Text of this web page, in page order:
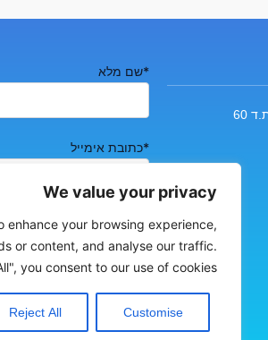
We value your privacy
enhance your browsing experience,
or content, and analyse our traffic.
you consent to our use of cookies.
Customise
Reject All
*שם מלא
*כתובת אימייל
*טלפון נייד